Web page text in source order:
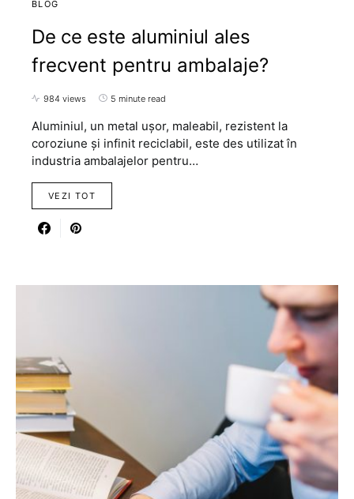
BLOG
De ce este aluminiul ales
frecvent pentru ambalaje?
984 views 5 minute read
Aluminiul, un metal ușor, maleabil, rezistent la
coroziune și infinit reciclabil, este des utilizat în
industria ambalajelor pentru…
VEZI TOT